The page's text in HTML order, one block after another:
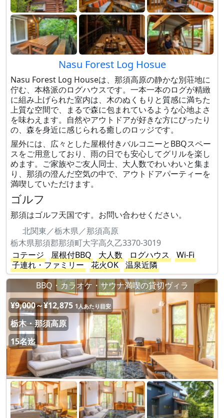
Nasu Forest Log Hosue
Nasu Forest Log Houseは、那須高原の静かな別荘地に
佇む、本格派のログハウスです。一本一本のログが精緻
に組み上げられた室内は、木のぬくもりと質感に満ちた
上質な空間で、まるで森に包まれているような心地よさ
を味わえます。自然やアウトドアが好きな方にぴったり
の、森を身近に感じられる癒しのロッジです。
屋外には、広々とした屋根付きバルコニーとBBQスペー
スをご用意しており、雨の日でも安心してグリルを楽し
めます。ご家族やご友人同士、大人数でわいわいと集ま
り、那須の澄んだ空気の中で、アウトドアパーティーを
満喫していただけます。
ゴルフ
那須はゴルフ天国です。お問い合わせください。
北関東／栃木県／那須高原
栃木県那須郡那須町大字高久乙3370-3019
コテージ
屋根付BBQ 大人数 ログハウス
Wi-Fi
子連れ・ファミリー
花火OK
温泉近隣
BBQ・カラオケ・サウナ満喫の貸切ヴィラ
¥9,000～¥12,875 1人あたり目安
栃木・那須高原
15名迄